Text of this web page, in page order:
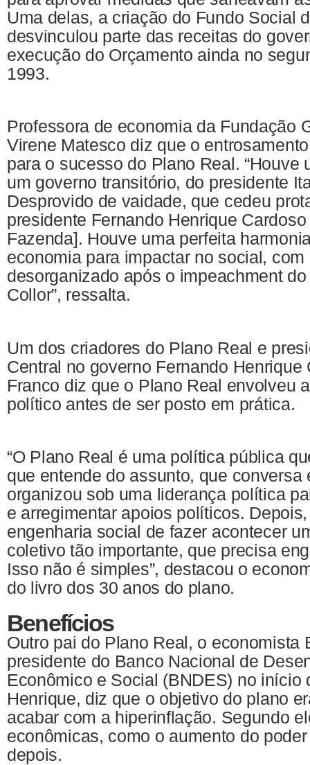
Uma delas, a criação do Fundo Social
desvinculou parte das receitas do
execução do Orçamento ainda no
1993.
Professora de economia da Fundação
Virene Matesco diz que o
para o sucesso do Plano Real. “Houve
um governo transitório, do presidente
Desprovido de vaidade, que cedeu
presidente Fernando Henrique
Fazenda]. Houve uma perfeita
economia para impactar no social,
desorganizado após o impeachmentdo
Collor”, ressalta.
Um dos criadores do Plano Real e
Central no governo Fernando Henrique
Franco diz que o Plano Real envolveu
político antes de ser posto em prática.
“O Plano Real é uma política pública
que entende do assunto, que conversa
organizou sob uma liderança política
e arregimentar apoios políticos.
engenharia social de fazer acontecer
coletivo tão importante, que precisa
Isso não é simples”, destacou o
do livro dos 30 anos do plano.
Benefícios
Outro pai do Plano Real, o economista
presidente do Banco Nacional de
Econômico e Social (BNDES) no início
Henrique, diz que o objetivo do plano
acabar com a hiperinflação. Segundo
econômicas, como o aumento do
depois.